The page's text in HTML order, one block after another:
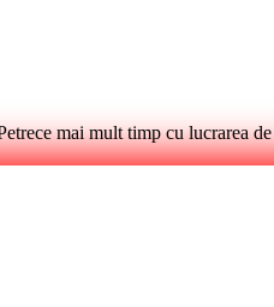
mai mult timp cu lucrarea